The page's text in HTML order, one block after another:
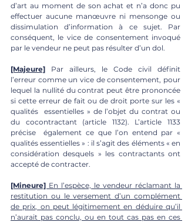
d’art au moment de son achat et n’a donc pu
effectuer aucune manœuvre ni mensonge ou
dissimulation d’information à ce sujet. Par
conséquent, le vice de consentement invoqué
par le vendeur ne peut pas résulter d’un dol.
[Majeure]
Par ailleurs, le Code civil définit
l’erreur comme un vice de consentement, pour
lequel la nullité du contrat peut être prononcée
si cette erreur de fait ou de droit porte sur les «
qualités  essentielles » de l’objet du contrat ou
du cocontractant (article 1132). L’article 1133
précise  également ce que l’on entend par «
qualités essentielles » : il s’agit des éléments « en
considération desquels » les contractants ont
accepté de contracter.
[Mineure] En l’espèce, le vendeur réclamant la
restitution ou le versement d’un complément
de prix, on peut légitimement en déduire qu’il
n’aurait pas conclu, ou en tout cas pas en ces